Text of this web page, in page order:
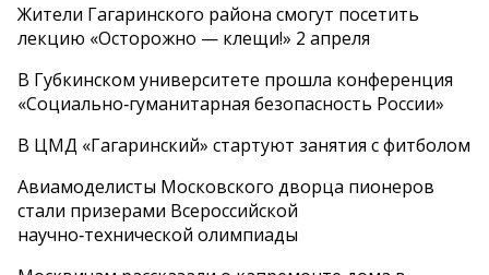
Жители Гагаринского района смогут посетить
лекцию «Осторожно — клещи!» 2 апреля
В Губкинском университете прошла конференция
«Социально‑гуманитарная безопасность России»
В ЦМД «Гагаринский» стартуют занятия с фитболом
Авиамоделисты Московского дворца пионеров
стали призерами Всероссийской
научно‑технической олимпиады